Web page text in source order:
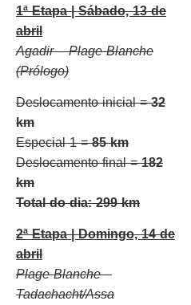
1ª Etapa| Sábado, 13 de
abril
Agadir – Plage Blanche
(Prólogo)
​​​​​​​Deslocamento inicial =32
km
Especial 1 =85 km
Deslocamento final =182
km
Total do dia: 299 km
2ª Etapa | Domingo, 14 de
abril
Plage Blanche –
Tadachacht/Assa